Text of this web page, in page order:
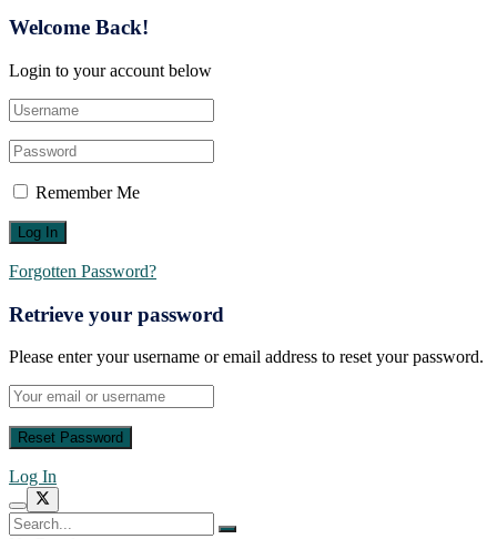
Welcome Back!
Login to your account below
Remember Me
Forgotten Password?
Retrieve your password
Please enter your username or email address to reset your password.
Log In